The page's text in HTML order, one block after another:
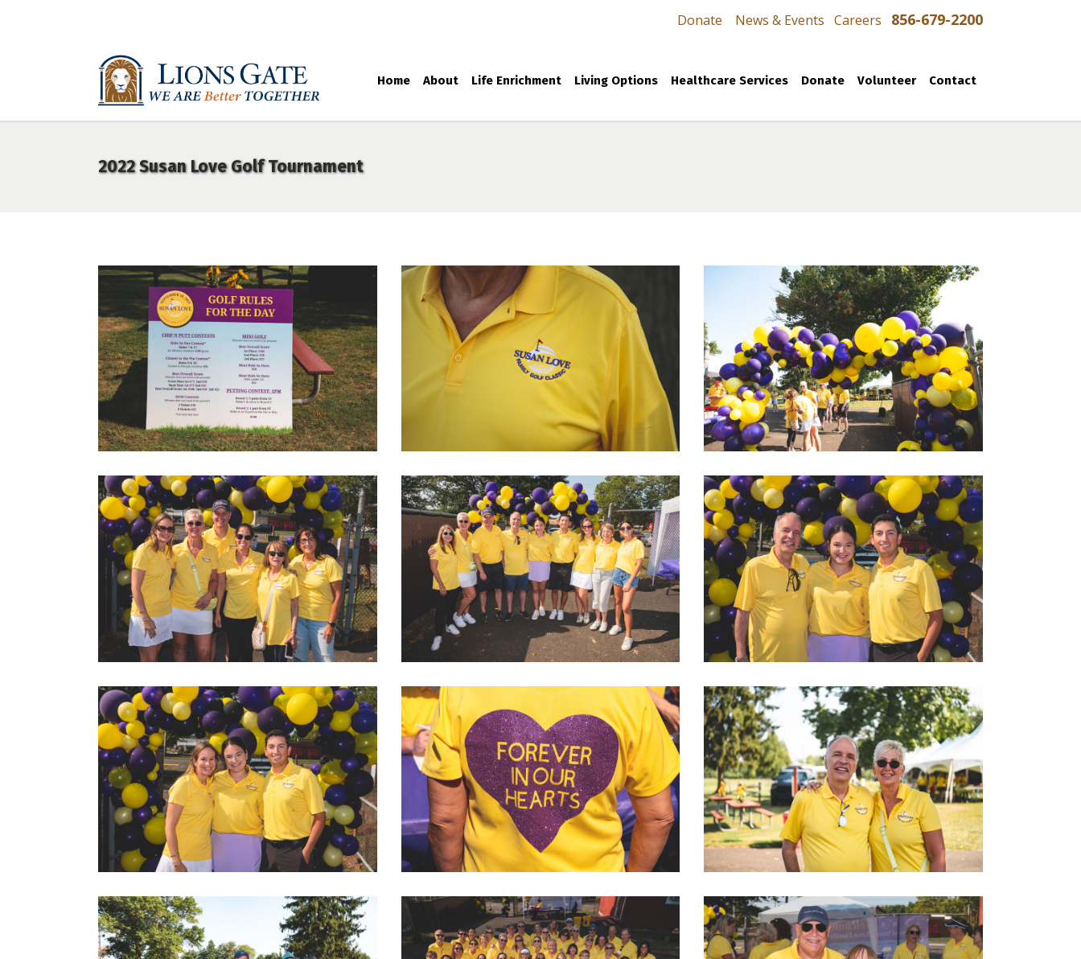
Donate News & Events Careers 856-679-2200
Home About Life Enrichment Living Options Healthcare Services Donate Volunteer Contact
2022 Susan Love Golf Tournament
2022 LOVEGOLF0001 2022 LOVEGOLF0002 2022 LOVEGOLF0003
2022 LOVEGOLF0005 2022 LOVEGOLF0007 2022 LOVEGOLF0008
2022 LOVEGOLF0010 2022 LOVEGOLF0011 2022 LOVEGOLF0012